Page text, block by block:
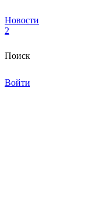
Новости
2
Поиск
Войти